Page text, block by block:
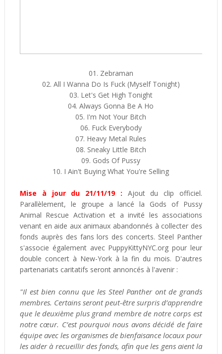
01. Zebraman
02. All I Wanna Do Is Fuck (Myself Tonight)
03. Let's Get High Tonight
04. Always Gonna Be A Ho
05. I'm Not Your Bitch
06. Fuck Everybody
07. Heavy Metal Rules
08. Sneaky Little Bitch
09. Gods Of Pussy
10. I Ain't Buying What You're Selling
Mise à jour du 21/11/19 : Ajout du clip officiel.
Parallèlement, le groupe a lancé la Gods of Pussy
Animal Rescue Activation et a invité les associations
venant en aide aux animaux abandonnés à collecter des
fonds auprès des fans lors des concerts. Steel Panther
s'associe également avec PuppyKittyNYC.org pour leur
double concert à New-York à la fin du mois. D'autres
partenariats caritatifs seront annoncés à l'avenir :
"Il est bien connu que les Steel Panther ont de grands
membres. Certains seront peut-être surpris d’apprendre
que le deuxième plus grand membre de notre corps est
notre cœur. C’est pourquoi nous avons décidé de faire
équipe avec les organismes de bienfaisance locaux pour
les aider à recueillir des fonds, afin que les gens aient la